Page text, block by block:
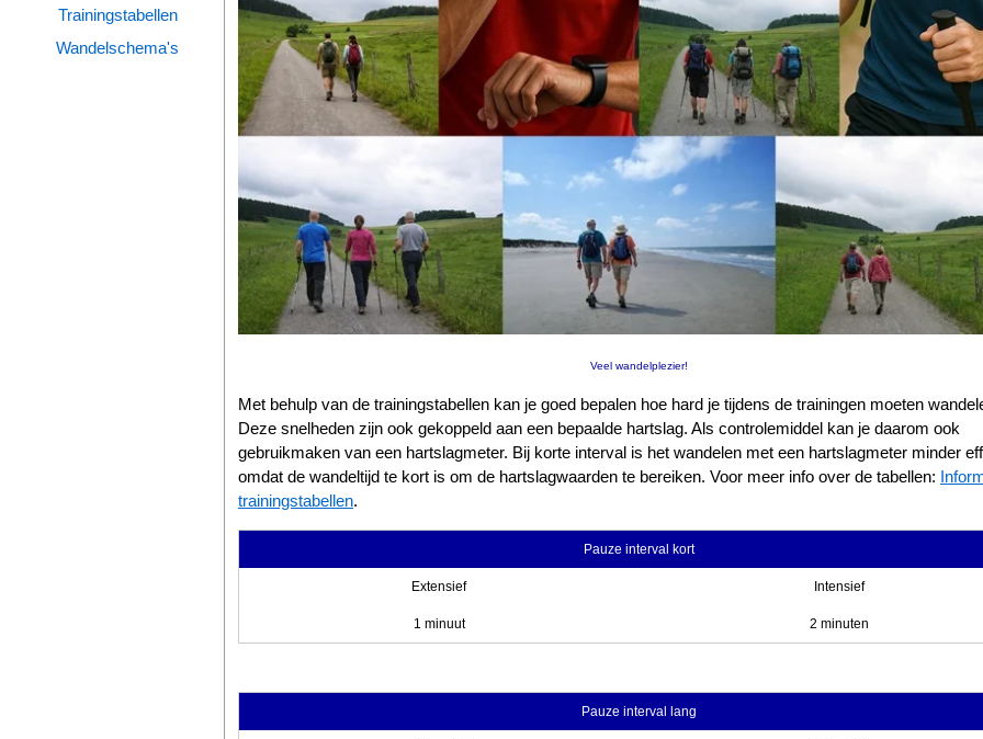
Trainingstabellen
Wandelschema's
Wandelen
Veel wandelplezier!
Met behulp van de trainingstabellen kan je goed bepalen hoe hard je tijdens de trainingen moeten
Deze snelheden zijn ook gekoppeld aan een bepaalde hartslag. Als controlemiddel kan je daarom ook
gebruikmaken van een hartslagmeter. Bij korte interval is het wandelen met een hartslagmeter minder
omdat de wandeltijd te kort is om de hartslagwaarden te bereiken. Voor meer info over de tabellen:
trainingstabellen.
Pauze interval kort
Extensief Intensief
1 minuut 2 minuten
Pauze interval lang